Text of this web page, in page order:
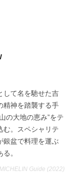
して名を馳せた吉
精神を踏襲する手
の大地の恵み”をテ
む。スペシャリテ
銀盆で料理を運ぶ
。
MICHELIN Guide (2022)